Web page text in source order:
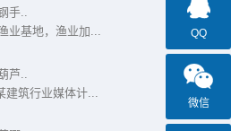
手..
业基地，渔业加...
芦..
建筑行业媒体计...
QQ
微信